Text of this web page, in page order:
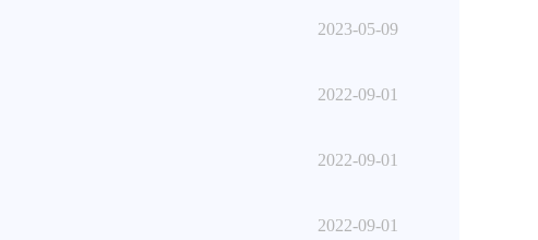
2023-05-09
2022-09-01
2022-09-01
2022-09-01